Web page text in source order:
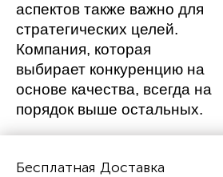
аспектов также важно для
стратегических целей.
Компания, которая
выбирает конкуренцию на
основе качества, всегда на
порядок выше остальных.
Бесплатная Доставка